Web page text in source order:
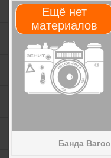
Ещё нет
материалов
Банда Вагос